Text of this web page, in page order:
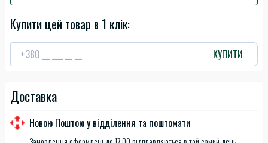
Купити цей товар в 1 клік:
КУПИТИ
Доставка
Новою Поштою у відділення та поштомати